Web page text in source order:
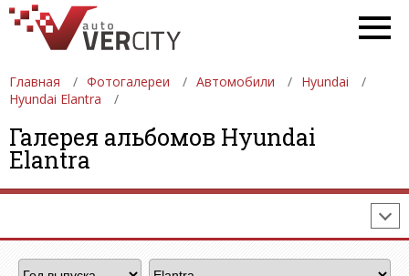
Главная Фотогалереи Автомобили
Hyundai
Hyundai Elantra
Галерея альбомов Hyundai
Elantra
ФОТОГАЛЕРЕИ АВТОМОБИЛИ
ДЕВУШКИ
АВТОСАЛОНЫ